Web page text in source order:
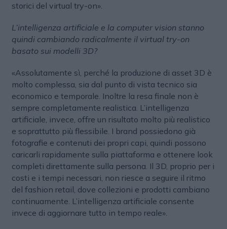
storici del virtual try-on».
L’intelligenza artificiale e la computer vision stanno
quindi cambiando radicalmente il virtual try-on
basato sui modelli 3D?
«Assolutamente sì, perché la produzione di asset 3D è
molto complessa, sia dal punto di vista tecnico sia
economico e temporale. Inoltre la resa finale non è
sempre completamente realistica. L’intelligenza
artificiale, invece, offre un risultato molto più realistico
e soprattutto più flessibile. I brand possiedono già
fotografie e contenuti dei propri capi, quindi possono
caricarli rapidamente sulla piattaforma e ottenere look
completi direttamente sulla persona. Il 3D, proprio per i
costi e i tempi necessari, non riesce a seguire il ritmo
del fashion retail, dove collezioni e prodotti cambiano
continuamente. L’intelligenza artificiale consente
invece di aggiornare tutto in tempo reale».